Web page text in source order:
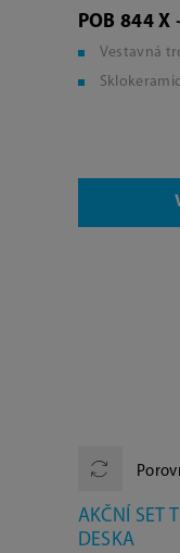
POB 844 X
Vestavná
AKČNÍ SET
DESKA